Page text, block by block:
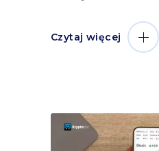
Czytaj więcej